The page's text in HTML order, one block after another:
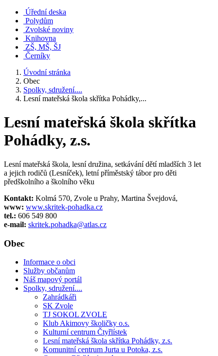
Úřední deska
Polydům
Zvolské noviny
Knihovna
ZŠ, MŠ, ŠJ
Černíky
Úvodní stránka
Obec
Spolky, sdružení....
Lesní mateřská škola skřítka Pohádky,...
Lesní mateřská škola skřítka
Pohádky, z.s.
Lesní mateřská škola, lesní družina, setkávání dětí mladších 3 let
a jejich rodičů (Lesníček), letní příměstský tábor pro děti
předškolního a školního věku
Kontakt: Kolmá 570, Zvole u Prahy, Martina Švejdová,
www: www.skritek-pohadka.cz
tel.: 606 549 800
e-mail: skritek.pohadka@atlas.cz
Obec
Informace o obci
Služby občanům
Náš mapový portál
Spolky, sdružení....
Zahrádkáři
SK Zvole
TJ SOKOL ZVOLE
Klub Akimovy školičky o.s.
Kulturní centrum Čtyřlístek
Lesní mateřská škola skřítka Pohádky, z.s.
Komunitní centrum Jurta u Potoka, z.s.